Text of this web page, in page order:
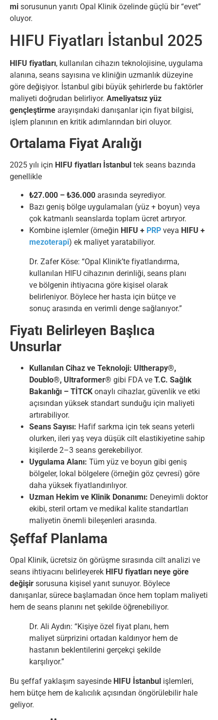
mi sorusunun yanıtı Opal Klinik özelinde güçlü bir “evet”
oluyor.
HIFU Fiyatları İstanbul 2025
HIFU fiyatları, kullanılan cihazın teknolojisine, uygulama
alanına, seans sayısına ve kliniğin uzmanlık düzeyine
göre değişiyor. İstanbul gibi büyük şehirlerde bu faktörler
maliyeti doğrudan belirliyor. Ameliyatsız yüz
gençleştirme arayışındaki danışanlar için fiyat bilgisi,
işlem planının en kritik adımlarından biri oluyor.
Ortalama Fiyat Aralığı
2025 yılı için HIFU fiyatları İstanbul tek seans bazında
genellikle
₺27.000 – ₺36.000 arasında seyrediyor.
Bazı geniş bölge uygulamaları (yüz + boyun) veya
çok katmanlı seanslarda toplam ücret artıryor.
Kombine işlemler (örneğin HIFU + PRP veya HIFU +
mezoterapi) ek maliyet yaratabiliyor.
Dr. Zafer Köse: “Opal Klinik’te fiyatlandırma,
kullanılan HIFU cihazının derinliği, seans planı
ve bölgenin ihtiyacına göre kişisel olarak
belirleniyor. Böylece her hasta için bütçe ve
sonuç arasında en verimli denge sağlanıyor.”
Fiyatı Belirleyen Başlıca
Unsurlar
Kullanılan Cihaz ve Teknoloji: Ultherapy®,
Doublo®, Ultraformer® gibi FDA ve T.C. Sağlık
Bakanlığı – TİTCK onaylı cihazlar, güvenlik ve etki
açısından yüksek standart sunduğu için maliyeti
artırabiliyor.
Seans Sayısı: Hafif sarkma için tek seans yeterli
olurken, ileri yaş veya düşük cilt elastikiyetine sahip
kişilerde 2–3 seans gerekebiliyor.
Uygulama Alanı: Tüm yüz ve boyun gibi geniş
bölgeler, lokal bölgelere (örneğin göz çevresi) göre
daha yüksek fiyatlandırılıyor.
Uzman Hekim ve Klinik Donanımı: Deneyimli doktor
ekibi, steril ortam ve medikal kalite standartları
maliyetin önemli bileşenleri arasında.
Şeffaf Planlama
Opal Klinik, ücretsiz ön görüşme sırasında cilt analizi ve
seans ihtiyacını belirleyerek HIFU fiyatları neye göre
değişir sorusuna kişisel yanıt sunuyor. Böylece
danışanlar, sürece başlamadan önce hem toplam maliyeti
hem de seans planını net şekilde öğrenebiliyor.
Dr. Ali Aydın: “Kişiye özel fiyat planı, hem
maliyet sürprizini ortadan kaldırıyor hem de
hastanın beklentilerini gerçekçi şekilde
karşılıyor.”
Bu şeffaf yaklaşım sayesinde HIFU İstanbul işlemleri,
hem bütçe hem de kalıcılık açısından öngörülebilir hale
geliyor.